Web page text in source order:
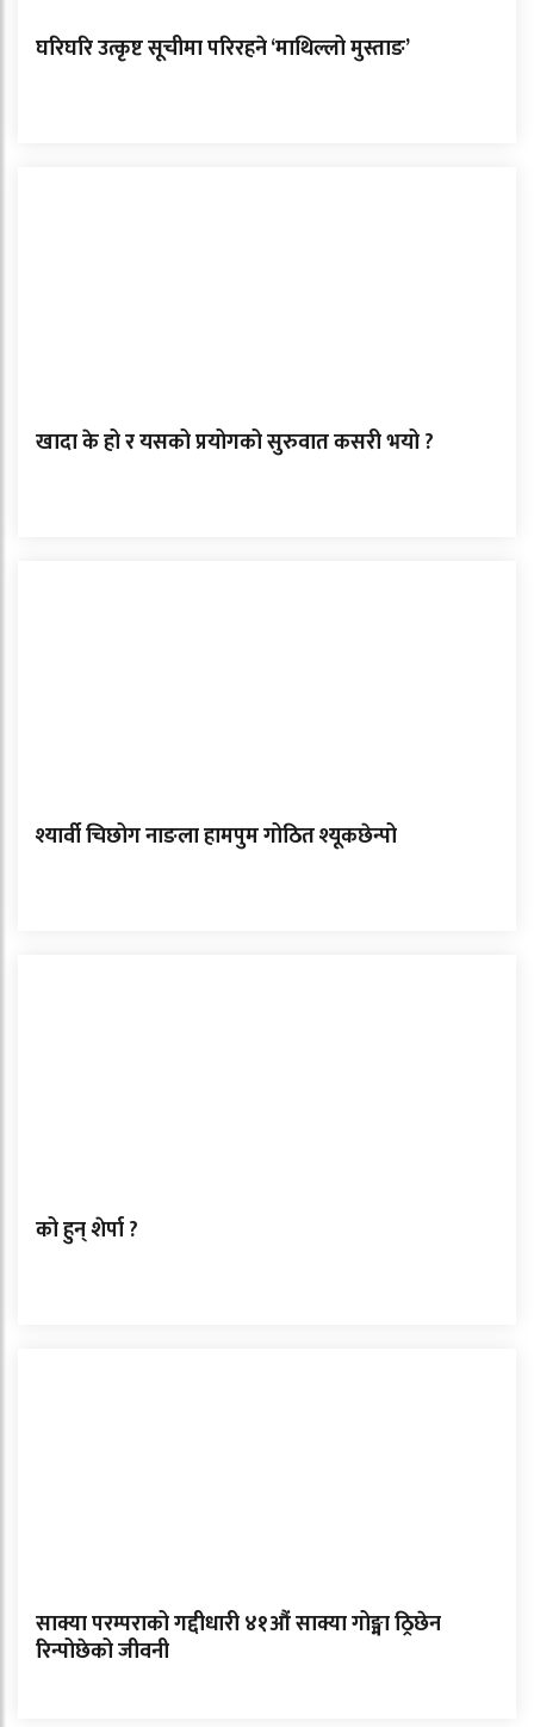
घरिघरि उत्कृष्ट सूचीमा परिरहने ‘माथिल्लो मुस्ताङ’
खादा के हो र यसको प्रयोगको सुरुवात कसरी भयो ?
श्यार्वी चिछोग नाङला हामपुम गोठित श्यूकछेन्पो
को हुन् शेर्पा ?
साक्या परम्पराको गद्दीधारी ४१औं साक्या गोङ्मा ठ्रिछेन
रिन्पोछेको जीवनी